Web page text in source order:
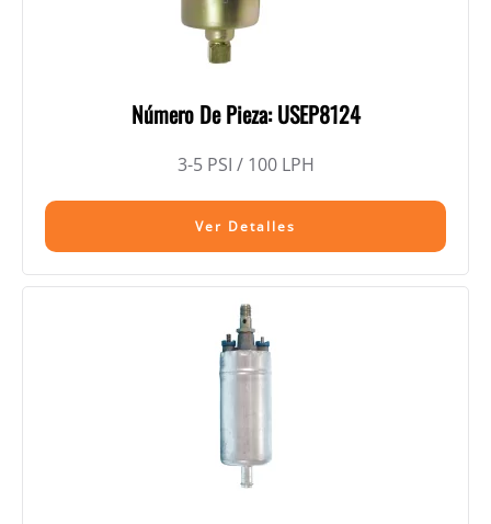
Número De Pieza: USEP8124
3-5 PSI / 100 LPH
Ver Detalles